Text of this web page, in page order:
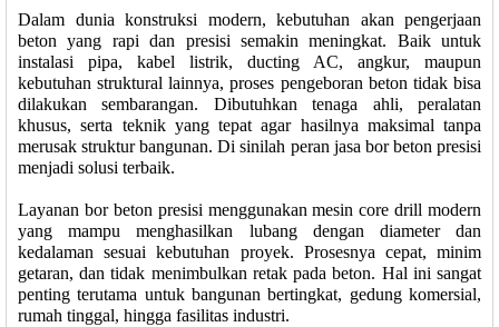
Dalam dunia konstruksi modern, kebutuhan akan pengerjaan
beton yang rapi dan presisi semakin meningkat. Baik untuk
instalasi pipa, kabel listrik, ducting AC, angkur, maupun
kebutuhan struktural lainnya, proses pengeboran beton tidak bisa
dilakukan sembarangan. Dibutuhkan tenaga ahli, peralatan
khusus, serta teknik yang tepat agar hasilnya maksimal tanpa
merusak struktur bangunan. Di sinilah peran jasa bor beton presisi
menjadi solusi terbaik.
Layanan bor beton presisi menggunakan mesin core drill modern
yang mampu menghasilkan lubang dengan diameter dan
kedalaman sesuai kebutuhan proyek. Prosesnya cepat, minim
getaran, dan tidak menimbulkan retak pada beton. Hal ini sangat
penting terutama untuk bangunan bertingkat, gedung komersial,
rumah tinggal, hingga fasilitas industri.